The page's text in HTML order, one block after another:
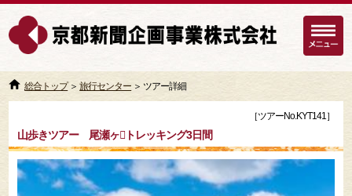
総合トップ＞旅行センター ＞ ツアー詳細
［ツアーNo.KYT141］
山歩きツアー 尾瀬ヶトレッキング3日間